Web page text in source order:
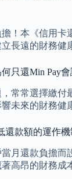
！本《信用
長遠的財務
只還Min Pay
常常選擇繳付
未來的財務健
還款額的運作機
月還款負擔而
高昂的財務成